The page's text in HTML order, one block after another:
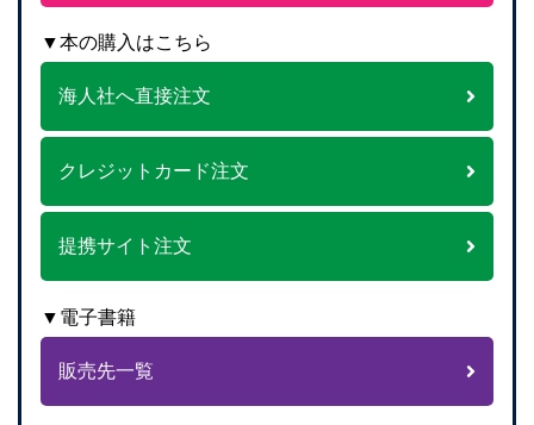
▼本の購入はこちら
海人社へ直接注文
クレジットカード注文
提携サイト注文
▼電子書籍
販売先一覧